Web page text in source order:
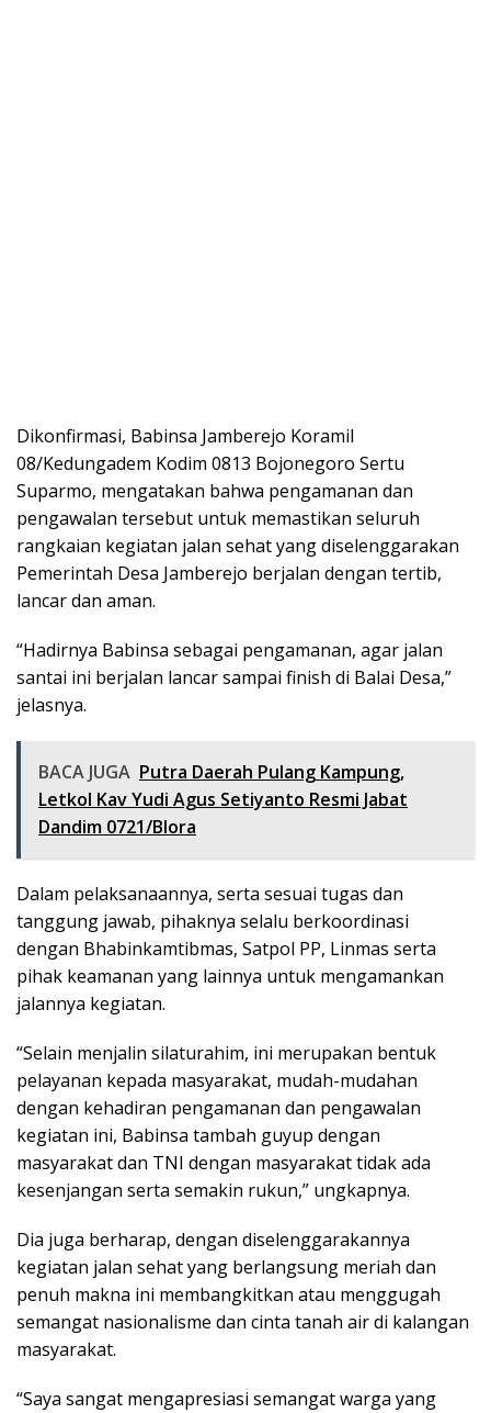
Dikonfirmasi, Babinsa Jamberejo Koramil
08/Kedungadem Kodim 0813 Bojonegoro Sertu
Suparmo, mengatakan bahwa pengamanan dan
pengawalan tersebut untuk memastikan seluruh
rangkaian kegiatan jalan sehat yang diselenggarakan
Pemerintah Desa Jamberejo berjalan dengan tertib,
lancar dan aman.
“Hadirnya Babinsa sebagai pengamanan, agar jalan
santai ini berjalan lancar sampai finish di Balai Desa,”
jelasnya.
BACA JUGA Putra Daerah Pulang Kampung,
Letkol Kav Yudi Agus Setiyanto Resmi Jabat
Dandim 0721/Blora
Dalam pelaksanaannya, serta sesuai tugas dan
tanggung jawab, pihaknya selalu berkoordinasi
dengan Bhabinkamtibmas, Satpol PP, Linmas serta
pihak keamanan yang lainnya untuk mengamankan
jalannya kegiatan.
“Selain menjalin silaturahim, ini merupakan bentuk
pelayanan kepada masyarakat, mudah-mudahan
dengan kehadiran pengamanan dan pengawalan
kegiatan ini, Babinsa tambah guyup dengan
masyarakat dan TNI dengan masyarakat tidak ada
kesenjangan serta semakin rukun,” ungkapnya.
Dia juga berharap, dengan diselenggarakannya
kegiatan jalan sehat yang berlangsung meriah dan
penuh makna ini membangkitkan atau menggugah
semangat nasionalisme dan cinta tanah air di kalangan
masyarakat.
“Saya sangat mengapresiasi semangat warga yang